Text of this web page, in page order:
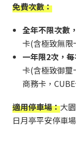
免費次數：
全年不限次數
卡(含極致無限
一年限2次，
卡(含極致御璽
商務卡，
適用停車場：大
日月亭平安停車場